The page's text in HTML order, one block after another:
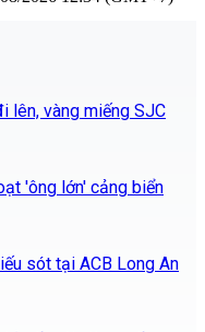
lên, vàng miếng SJC
'ông lớn' cảng biển
sót tại ACB Long An